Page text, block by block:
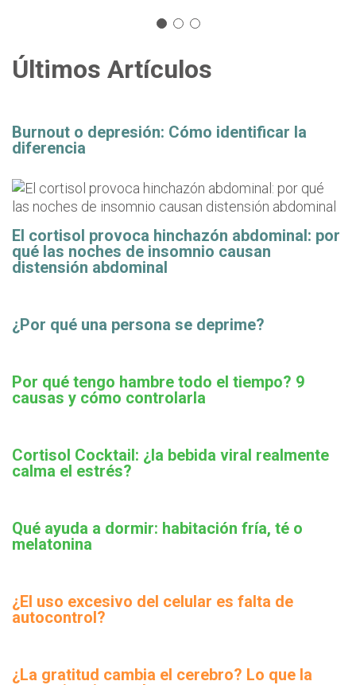
Últimos Artículos
Burnout o depresión: Cómo identificar la
diferencia
El cortisol provoca hinchazón abdominal: por
qué las noches de insomnio causan
distensión abdominal
¿Por qué una persona se deprime?
Por qué tengo hambre todo el tiempo? 9
causas y cómo controlarla
Cortisol Cocktail: ¿la bebida viral realmente
calma el estrés?
Qué ayuda a dormir: habitación fría, té o
melatonina
¿El uso excesivo del celular es falta de
autocontrol?
¿La gratitud cambia el cerebro? Lo que la